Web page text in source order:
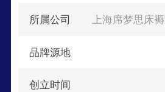
所属公司 上海席梦思床
品牌源地
创立时间